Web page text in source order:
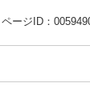
ページID：